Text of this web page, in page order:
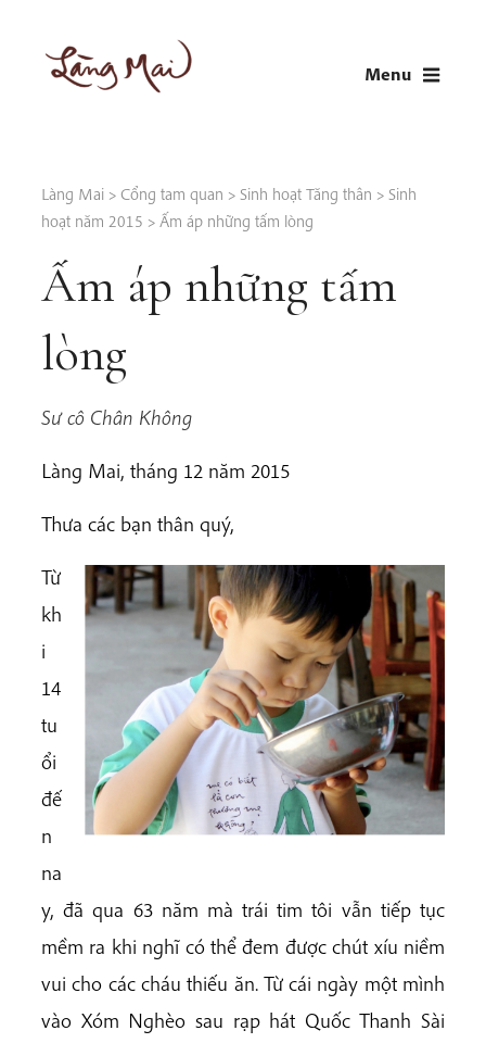
content
Menu
Làng Mai > Cổng tam quan > Sinh hoạt Tăng thân > Sinh
hoạt năm 2015 > Ấm áp những tấm lòng
Ấm áp những tấm
lòng
Sư cô Chân Không
Làng Mai, tháng 12 năm 2015
Thưa các bạn thân quý,
Từ
kh
i
14
tu
ổi
đế
n
na
y, đã qua 63 năm mà trái tim tôi vẫn tiếp tục
mềm ra khi nghĩ có thể đem được chút xíu niềm
vui cho các cháu thiếu ăn. Từ cái ngày một mình
vào Xóm Nghèo sau rạp hát Quốc Thanh Sài